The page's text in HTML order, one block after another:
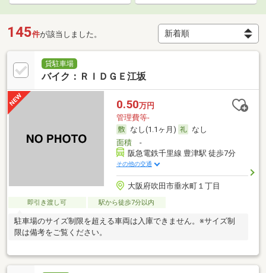
145件が該当しました。
貸駐車場
バイク：ＲＩＤＧＥ江坂
0.50万円
管理費等-
なし(1.1ヶ月)
なし
面積-
阪急電鉄千里線 豊津駅 徒歩7分
その他の交通
大阪府吹田市垂水町１丁目
即引き渡し可 駅から徒歩7分以内
駐車場のサイズ制限を超える車両は入庫できません。※サイズ制
限は備考をご覧ください。